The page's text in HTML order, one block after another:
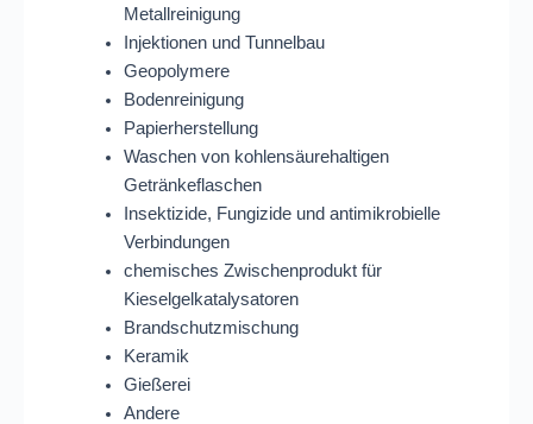
Metallreinigung
Injektionen und Tunnelbau
Geopolymere
Bodenreinigung
Papierherstellung
Waschen von kohlensäurehaltigen
Getränkeflaschen
Insektizide, Fungizide und antimikrobielle
Verbindungen
chemisches Zwischenprodukt für
Kieselgelkatalysatoren
Brandschutzmischung
Keramik
Gießerei
Andere